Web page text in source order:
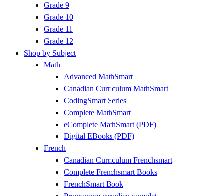
Grade 9
Grade 10
Grade 11
Grade 12
Shop by Subject
Math
Advanced MathSmart
Canadian Curriculum MathSmart
CodingSmart Series
Complete MathSmart
eComplete MathSmart (PDF)
Digital EBooks (PDF)
French
Canadian Curriculum Frenchsmart
Complete Frenchsmart Books
FrenchSmart Book